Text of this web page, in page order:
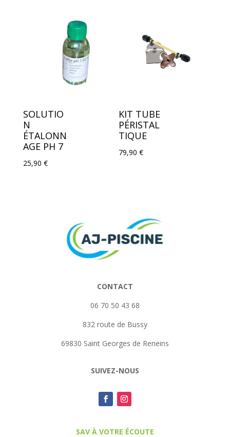
241,70 €.229,90 €.
SOLUTIO
N
ÉTALONN
AGE PH 7
25,90 €
KIT TUBE
PÉRISTAL
TIQUE
79,90€
CONTACT
06 70 50 43 68
832 route de Bussy
69830 Saint Georges de Reneins
SUIVEZ-NOUS
SAV À VOTRE ÉCOUTE